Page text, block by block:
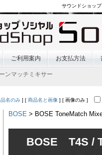
サウンドショッ
ご利用案内 お支払方法
マッチミキサー
名のみ ] [ 商品名と画像 ] [ 画像のみ ]
BOSE > BOSE ToneMatch
BOSE T4S /